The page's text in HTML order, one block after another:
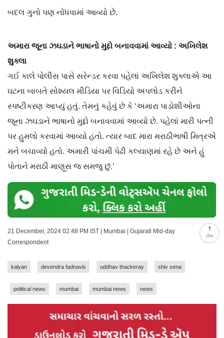
ટોચ
બદલ ગુનો પણ નોંધવામાં આવ્યો છે.
અમારા જૂના ઝઘડાને ભાષાનો મુદ્દો બનાવવામાં આવ્યો : અખિલેશ
શુક્લા
ગઈ કાલે પોલીસ પાસે સરેન્ડર કરવા પહેલાં અખિલેશ શુક્લાએ આ
ઘટના બાબતે સોશ્યલ મીડિયા પર વિડિયો અપલોડ કરીને
સ્પષ્ટીકરણ આપ્યું હતું. તેમનું કહેવું છે કે ‘અમારા પાડોશીઓના
જૂના ઝઘડાને ભાષાનો મુદ્દો બનાવવામાં આવ્યો છે. પહેલાં મારી પત્ની
પર હુમલો કરવામાં આવ્યો હતો. ત્યાર બાદ મારા મરાઠીભાષી મિત્રએ
મને બચાવ્યો હતો. અમારી પાંચમી પેઢી કલ્યાણમાં રહે છે અને હું
પોતાને મરાઠી માણૂસ જ સમજુ છું.’
21 December, 2024 02:48 PM IST | Mumbai | Gujarati Mid-day
Correspondent
kalyan devendra fadnavis uddhav thackeray shiv sena
political news mumbai mumbai news news